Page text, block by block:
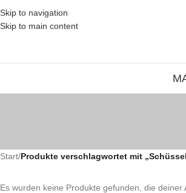
Skip to navigation
Skip to main content
Start/Produkte verschlagwortet mit
Es wurden keine Produkte gefunden, die deiner